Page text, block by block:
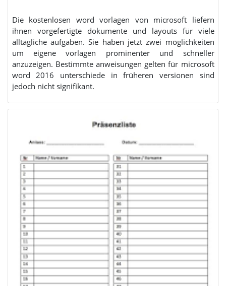
Die kostenlosen word vorlagen von microsoft liefern
ihnen vorgefertigte dokumente und layouts für viele
alltägliche aufgaben. Sie haben jetzt zwei möglichkeiten
um eigene vorlagen prominenter und schneller
anzuzeigen. Bestimmte anweisungen gelten für microsoft
word 2016 unterschiede in früheren versionen sind
jedoch nicht signifikant.